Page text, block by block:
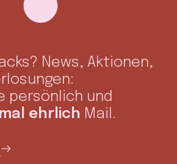
News, Aktionen,
persönlich und
mal ehrlich Mail.